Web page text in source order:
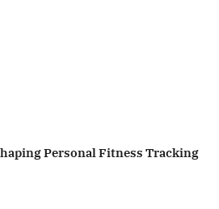
Personal Fitness Tracking